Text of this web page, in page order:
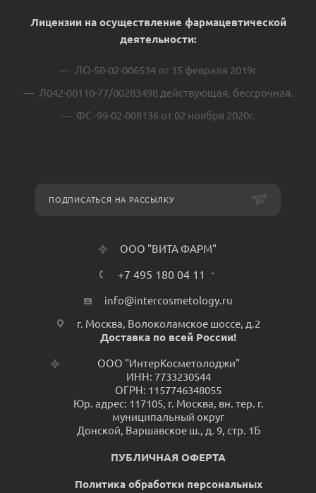
Лицензии на осуществление фармацевтической
деятельности:
ЛО-50-02-006534 от 15 февраля 2019г
Л042-00110-77/00283498 действующая, бессрочная.
ФС -99-02-008136 от 02 ноября 2020г.
ПОДПИСАТЬСЯ НА РАССЫЛКУ
ООО "ВИТА ФАРМ"
+7 495 180 04 11
info@intercosmetology.ru
г. Москва, Волоколамское шоссе, д.2
Доставка по всей России!
ООО "ИнтерКосметолоджи"
ИНН: 7733230544
ОГРН: 1157746348055
Юр. адрес: 117105, г. Москва, вн. тер. г.
муниципальный округ
Донской, Варшавское ш., д. 9, стр. 1Б
ПУБЛИЧНАЯ ОФЕРТА
Политика обработки персональных